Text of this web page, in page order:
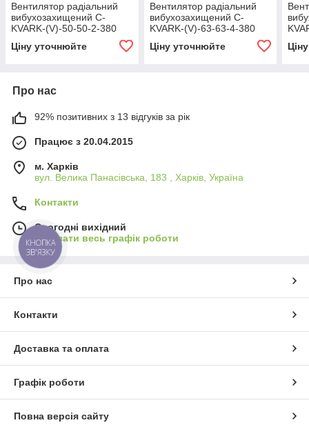
Вентилятор радіальний
вибухозахищений C-
KVARK-(V)-50-50-2-380
Ціну уточнюйте
Вентилятор радіальний
вибухозахищений C-
KVARK-(V)-63-63-4-380
Ціну уточнюйте
Про нас
92% позитивних з 13 відгуків за рік
Працює з 20.04.2015
м. Харків
вул. Велика Панасівська, 183 , Харків, Україна
Контакти
Сьогодні вихідний
Показати весь графік роботи
Про нас
Контакти
Доставка та оплата
Графік роботи
Повна версія сайту
КНОПКА
ЗВ'ЯЗКУ